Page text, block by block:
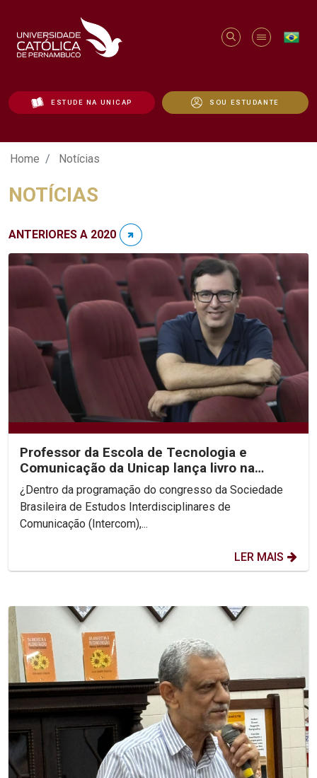
ESTUDE NA UNICAP SOU ESTUDANTE
Notícias - Unicap
Home Notícias
NOTÍCIAS
ANTERIORES A 2020
Professor da Escola de Tecnologia e
Comunicação da Unicap lança livro na
Intercom
¿Dentro da programação do congresso da Sociedade
Brasileira de Estudos Interdisciplinares de
Comunicação (Intercom),...
LER MAIS